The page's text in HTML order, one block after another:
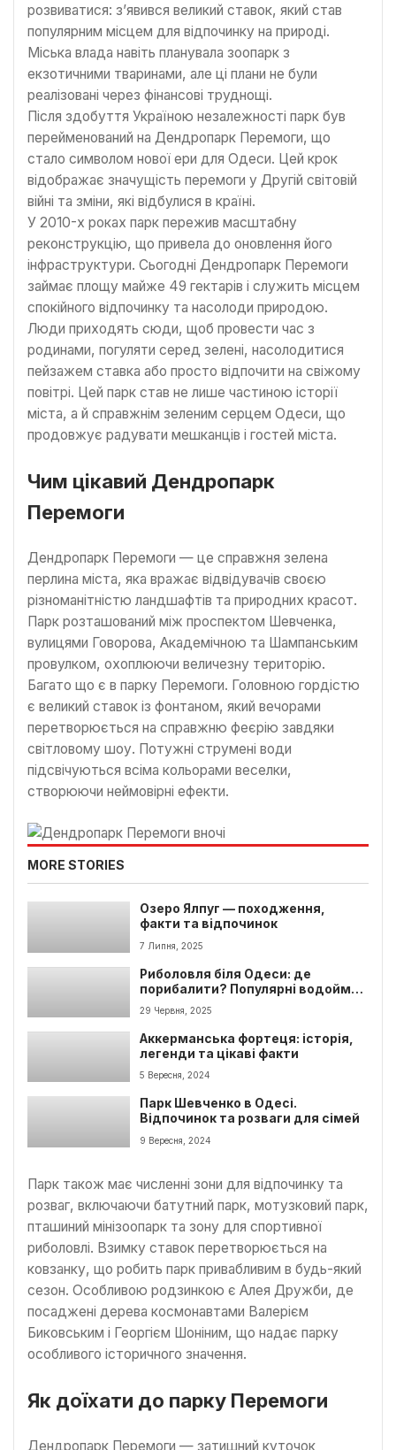
розвиватися: з’явився великий ставок, який став
популярним місцем для відпочинку на природі.
Міська влада навіть планувала зоопарк з
екзотичними тваринами, але ці плани не були
реалізовані через фінансові труднощі.
Після здобуття Україною незалежності парк був
перейменований на Дендропарк Перемоги, що
стало символом нової ери для Одеси. Цей крок
відображає значущість перемоги у Другій світовій
війні та зміни, які відбулися в країні.
У 2010-х роках парк пережив масштабну
реконструкцію, що привела до оновлення його
інфраструктури. Сьогодні Дендропарк Перемоги
займає площу майже 49 гектарів і служить місцем
спокійного відпочинку та насолоди природою.
Люди приходять сюди, щоб провести час з
родинами, погуляти серед зелені, насолодитися
пейзажем ставка або просто відпочити на свіжому
повітрі. Цей парк став не лише частиною історії
міста, а й справжнім зеленим серцем Одеси, що
продовжує радувати мешканців і гостей міста.
Чим цікавий Дендропарк
Перемоги
Дендропарк Перемоги — це справжня зелена
перлина міста, яка вражає відвідувачів своєю
різноманітністю ландшафтів та природних красот.
Парк розташований між проспектом Шевченка,
вулицями Говорова, Академічною та Шампанським
провулком, охоплюючи величезну територію.
Багато що є в парку Перемоги. Головною гордістю
є великий ставок із фонтаном, який вечорами
перетворюється на справжню феєрію завдяки
світловому шоу. Потужні струмені води
підсвічуються всіма кольорами веселки,
створюючи неймовірні ефекти.
MORE STORIES
Озеро Ялпуг — походження,
факти та відпочинок
7 Липня, 2025
Риболовля біля Одеси: де
порибалити? Популярні водойми
та місця
29 Червня, 2025
Аккерманська фортеця: історія,
легенди та цікаві факти
5 Вересня, 2024
Парк Шевченко в Одесі.
Відпочинок та розваги для сімей
9 Вересня, 2024
Парк також має численні зони для відпочинку та
розваг, включаючи батутний парк, мотузковий парк,
пташиний мінізоопарк та зону для спортивної
риболовлі. Взимку ставок перетворюється на
ковзанку, що робить парк привабливим в будь-який
сезон. Особливою родзинкою є Алея Дружби, де
посаджені дерева космонавтами Валерієм
Биковським і Георгієм Шоніним, що надає парку
особливого історичного значення.
Як доїхати до парку Перемоги
Дендропарк Перемоги — затишний куточок